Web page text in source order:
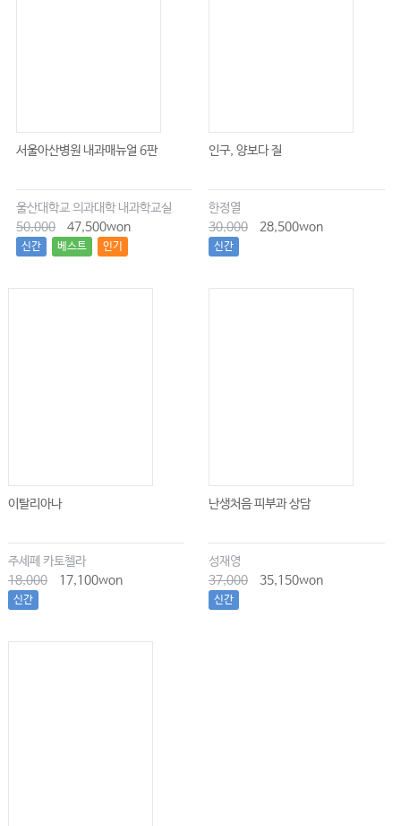
서울아산병원 내과매뉴얼 6판
울산대학교 의과대학 내과학교실
50,000
47,500won
신간 베스트 인기
인구, 양보다 질
한정열
30,000
28,500won
신간
이탈리아나
주세페 카토첼라
18,000
17,100won
신간
난생처음 피부과 상담
성재영
37,000
35,150won
신간